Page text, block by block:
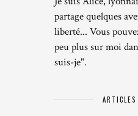
partage quelques
liberté... Vous
peu plus sur moi
suis-je".
ARTICLES